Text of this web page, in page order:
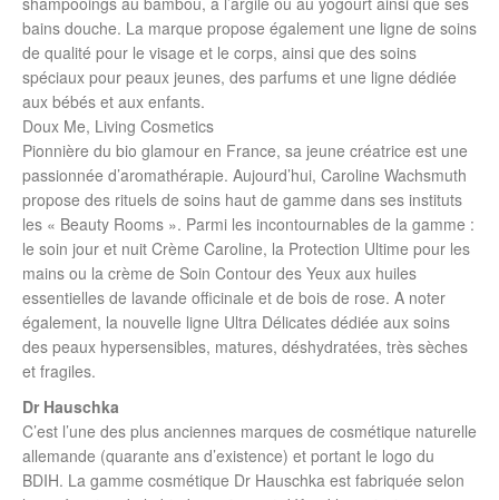
bains douche. La marque propose également une ligne de soins
de qualité pour le visage et le corps, ainsi que des soins
spéciaux pour peaux jeunes, des parfums et une ligne dédiée
aux bébés et aux enfants.
Doux Me, Living Cosmetics
Pionnière du bio glamour en France, sa jeune créatrice est une
passionnée d’aromathérapie. Aujourd’hui, Caroline Wachsmuth
propose des rituels de soins haut de gamme dans ses instituts
les « Beauty Rooms ». Parmi les incontournables de la gamme :
le soin jour et nuit Crème Caroline, la Protection Ultime pour les
mains ou la crème de Soin Contour des Yeux aux huiles
essentielles de lavande officinale et de bois de rose. A noter
également, la nouvelle ligne Ultra Délicates dédiée aux soins
des peaux hypersensibles, matures, déshydratées, très sèches
et fragiles.
Dr Hauschka
C’est l’une des plus anciennes marques de cosmétique naturelle
allemande (quarante ans d’existence) et portant le logo du
BDIH. La gamme cosmétique Dr Hauschka est fabriquée selon